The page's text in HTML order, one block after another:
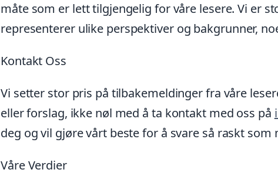
måte som er lett tilgjengelig for våre lesere. Vi er
representerer ulike perspektiver og bakgrunner,
Kontakt Oss
Vi setter stor pris på tilbakemeldinger fra våre
eller forslag, ikke nøl med å ta kontakt med oss på
deg og vil gjøre vårt beste for å svare så raskt som
Våre Verdier